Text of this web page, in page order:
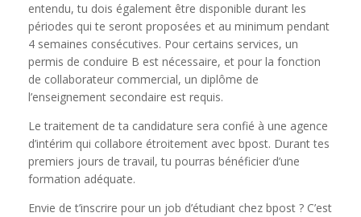
entendu, tu dois également être disponible durant les
périodes qui te seront proposées et au minimum pendant
4 semaines consécutives. Pour certains services, un
permis de conduire B est nécessaire, et pour la fonction
de collaborateur commercial, un diplôme de
l’enseignement secondaire est requis.
Le traitement de ta candidature sera confié à une agence
d’intérim qui collabore étroitement avec bpost. Durant tes
premiers jours de travail, tu pourras bénéficier d’une
formation adéquate.
Envie de t’inscrire pour un job d’étudiant chez bpost ? C’est